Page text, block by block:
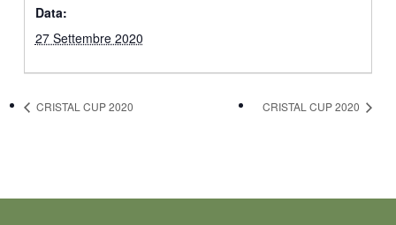
Data:
27 Settembre 2020
CRISTAL CUP 2020 CRISTAL CUP 2020